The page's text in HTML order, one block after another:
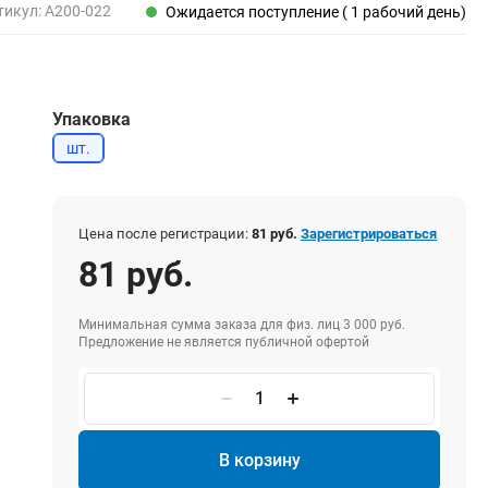
Клеи монтажные
Пистолеты для герметиков
Электрика и свет
Хомуты стяжки нейлоновые и стальные
Выключатели
A200-022 Ожидается поступление ( 1 рабочий день)
Упаковка
шт.
Цена после регистрации: 81 руб. Зарегистрироваться
81 руб.
Минимальная сумма заказа для физ. лиц 3 000 руб.
Предложение не является публичной офертой
В корзину